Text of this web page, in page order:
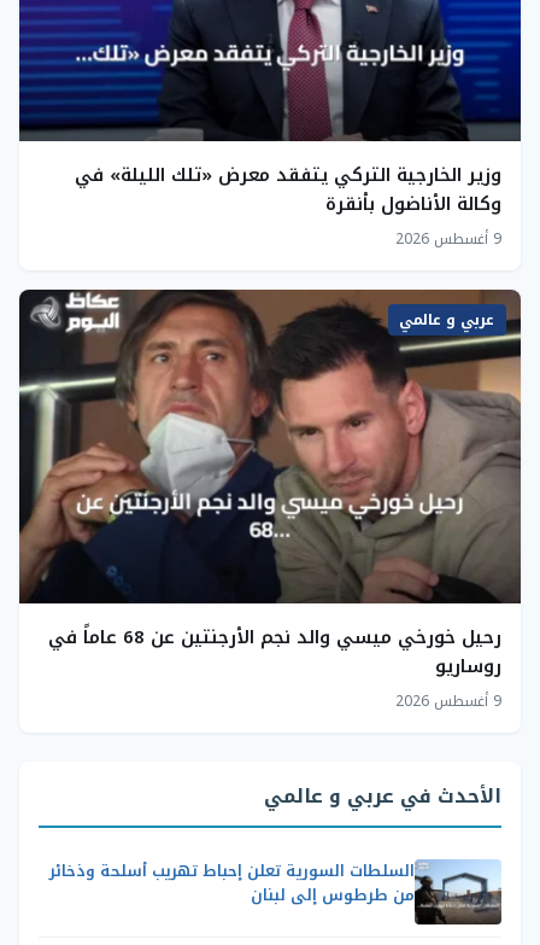
وزير الخارجية التركي يتفقد معرض «تلك الليلة» في
وكالة الأناضول بأنقرة
9 أغسطس 2026
عربي و عالمي
رحيل خورخي ميسي والد نجم الأرجنتين عن 68 عاماً في
روساريو
9 أغسطس 2026
الأحدث في عربي و عالمي
السلطات السورية تعلن إحباط تهريب أسلحة وذخائر
من طرطوس إلى لبنان